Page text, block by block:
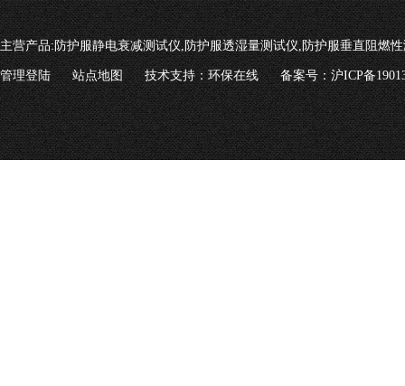
主营产品:防护服静电衰减测试仪,防护服透湿量测试仪,防护服垂直阻燃
管理登陆 站点地图 技术支持：环保在线 备案号：沪ICP备